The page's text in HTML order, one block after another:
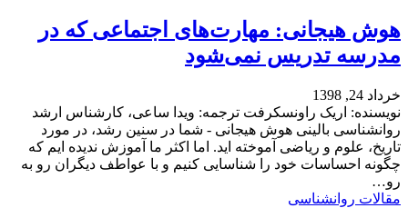
هوش هیجانی: مهارت‌های اجتماعی که در
مدرسه تدریس نمی‌شود
خرداد 24, 1398
نویسنده: اریک راونسکرفت ترجمه: ویدا ساعی، کارشناس ارشد
روانشناسی بالینی هوش هیجانی - شما در سنین رشد، در مورد
تاریخ، علوم و ریاضی آموخته اید. اما اکثر ما آموزش ندیده ایم که
چگونه احساسات خود را شناسایی کنیم و با عواطف دیگران رو به
رو…
مقالات روانشناسی